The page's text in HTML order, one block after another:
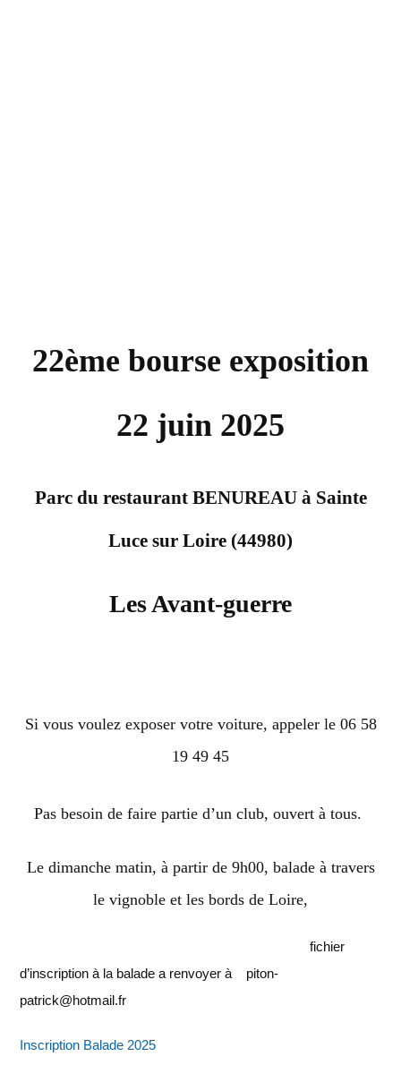
22ème bourse exposition
22 juin 2025
Parc du restaurant BENUREAU à Sainte
Luce sur Loire (44980)
Les Avant-guerre
Si vous voulez exposer votre voiture, appeler le 06 58
19 49 45
Pas besoin de faire partie d’un club, ouvert à tous.
Le dimanche matin, à partir de 9h00, balade à travers
le vignoble et les bords de Loire,
fichier
d’inscription à la balade a renvoyer à piton-
patrick@hotmail.fr
Inscription Balade 2025